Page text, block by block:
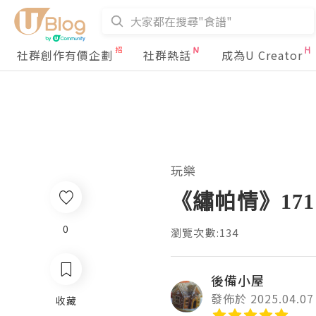
社群創作有價企劃 社群熱話 成為U Creator
玩樂
《繡帕情》171
瀏覽次數:134
後備小屋
發佈於 2025.04.07
0
收藏